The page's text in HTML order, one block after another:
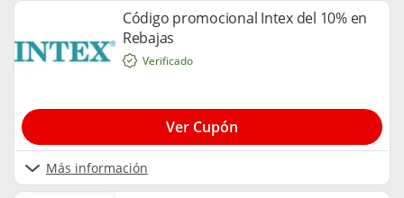
Código promocional Intex del 10% en
Rebajas
Más información
Verificado
Ver Cupón